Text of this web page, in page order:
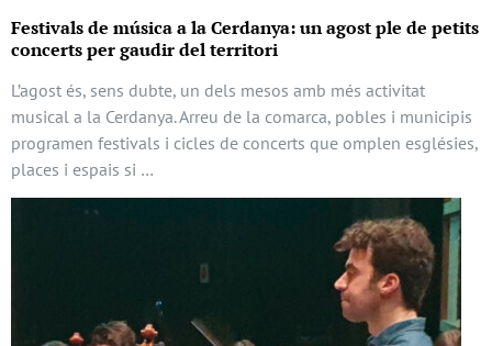
Festivals de música a la Cerdanya: un agost ple de petits
concerts per gaudir del territori
L’agost és, sens dubte, un dels mesos amb més activitat
musical a la Cerdanya. Arreu de la comarca, pobles i municipis
programen festivals i cicles de concerts que omplen esglésies,
places i espais si …